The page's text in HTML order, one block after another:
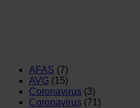
AFAS (7)
AVG (15)
Coronavirus (3)
Coronavirus (71)